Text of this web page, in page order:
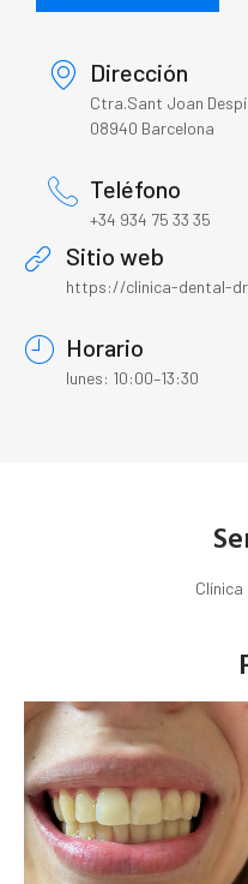
Dirección
Ctra.Sant Joan
08940 Barcelona
Teléfono
+34 934 75 33 35
Sitio web
https://clinica-dental-
Horario
lunes: 10:00–13:30